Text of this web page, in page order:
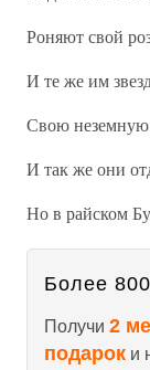
Роняют свой
И те же им
Свою неземную
И так же они
Но в райском
Более
Получи 2
подарок и